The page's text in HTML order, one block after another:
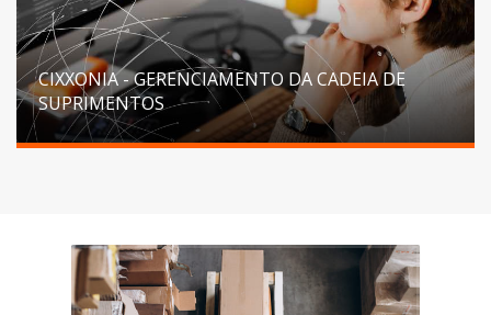
CIXXONIA - GERENCIAMENTO DA CADEIA DE
SUPRIMENTOS